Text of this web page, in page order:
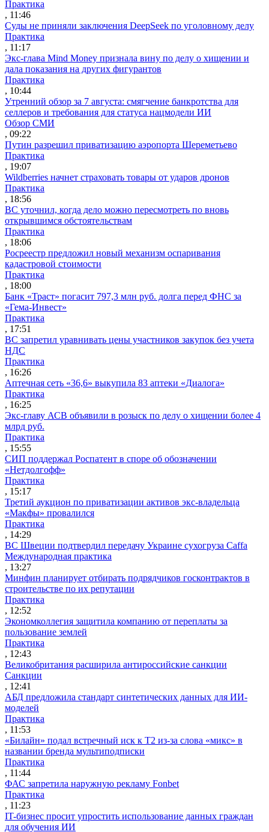
Практика
, 11:46
Суды не приняли заключения DeepSeek по уголовному делу
Практика
, 11:17
Экс-глава Mind Money признала вину по делу о хищении и
дала показания на других фигурантов
Практика
, 10:44
Утренний обзор за 7 августа: смягчение банкротства для
селлеров и требования для статуса нацмодели ИИ
Обзор СМИ
, 09:22
Путин разрешил приватизацию аэропорта Шереметьево
Практика
, 19:07
Wildberries начнет страховать товары от ударов дронов
Практика
, 18:56
ВС уточнил, когда дело можно пересмотреть по вновь
открывшимся обстоятельствам
Практика
, 18:06
Росреестр предложил новый механизм оспаривания
кадастровой стоимости
Практика
, 18:00
Банк «Траст» погасит 797,3 млн руб. долга перед ФНС за
«Гема-Инвест»
Практика
, 17:51
ВС запретил уравнивать цены участников закупок без учета
НДС
Практика
, 16:26
Аптечная сеть «36,6» выкупила 83 аптеки «Диалога»
Практика
, 16:25
Экс-главу АСВ объявили в розыск по делу о хищении более 4
млрд руб.
Практика
, 15:55
СИП поддержал Роспатент в споре об обозначении
«Нетдолгофф»
Практика
, 15:17
Третий аукцион по приватизации активов экс-владельца
«Макфы» провалился
Практика
, 14:29
ВС Швеции подтвердил передачу Украине сухогруза Caffa
Международная практика
, 13:27
Минфин планирует отбирать подрядчиков госконтрактов в
строительстве по их репутации
Практика
, 12:52
Экономколлегия защитила компанию от переплаты за
пользование землей
Практика
, 12:43
Великобритания расширила антироссийские санкции
Санкции
, 12:41
АБД предложила стандарт синтетических данных для ИИ-
моделей
Практика
, 11:53
«Билайн» подал встречный иск к Т2 из-за слова «микс» в
названии бренда мультиподписки
Практика
, 11:44
ФАС запретила наружную рекламу Fonbet
Практика
, 11:23
IT-бизнес просит упростить использование данных граждан
для обучения ИИ